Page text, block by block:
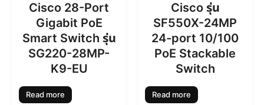
Cisco 28-Port
Gigabit PoE
Smart Switch รุ่น
SG220-28MP-
K9-EU
Read more
Cisco รุ่น
SF550X-24MP
24-port 10/100
PoE Stackable
Switch
Read more